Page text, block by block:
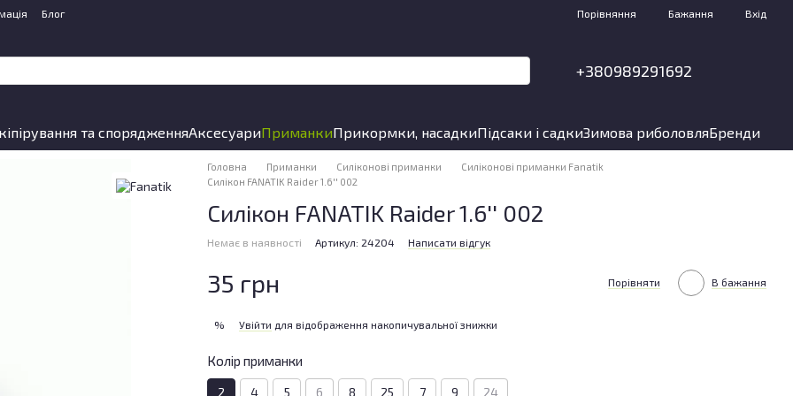
Блог Порівняння Бажання Вхід
+380989291692
та спорядженняАксесуариПриманкиПрикормки, насадкиПідсаки і садкиЗимова риболовляБренди
Головна Приманки Силіконові приманки
Силіконові приманки Fanatik
Силікон FANATIK Raider 1.6'' 002
Силікон FANATIK Raider 1.6'' 002
Немає в наявності Артикул: 24204 Написати відгук
35 грн Порівняти В бажання
% Увійти для відображення накопичувальної знижки
Колір приманки
2 4 5 6 8 25 7 9 24